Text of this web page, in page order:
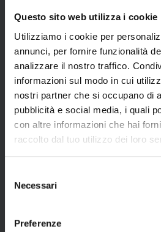
Questo sito web utilizza i cookie
Utilizziamo i cookie per
annunci, per fornire funzionalità
analizzare il nostro traffico.
informazioni sul modo in cui
nostri partner che si occupano di
pubblicità e social media, i quali
con altre informazioni che hai
raccolto dal tuo utilizzo dei loro
delNecessari
Preferenze
2 Sedute Di Tonic Shape
profondità grazie a una tecnologia
cheriattiva i muscoli, migliora la